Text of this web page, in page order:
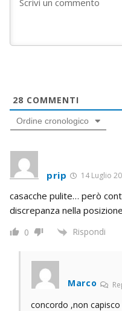
28 COMMENTI
Ordine cronologico
prip 14 Luglio
casacche pulite… però
discrepanza nella
0 Rispondi
Marco
concordo ,non